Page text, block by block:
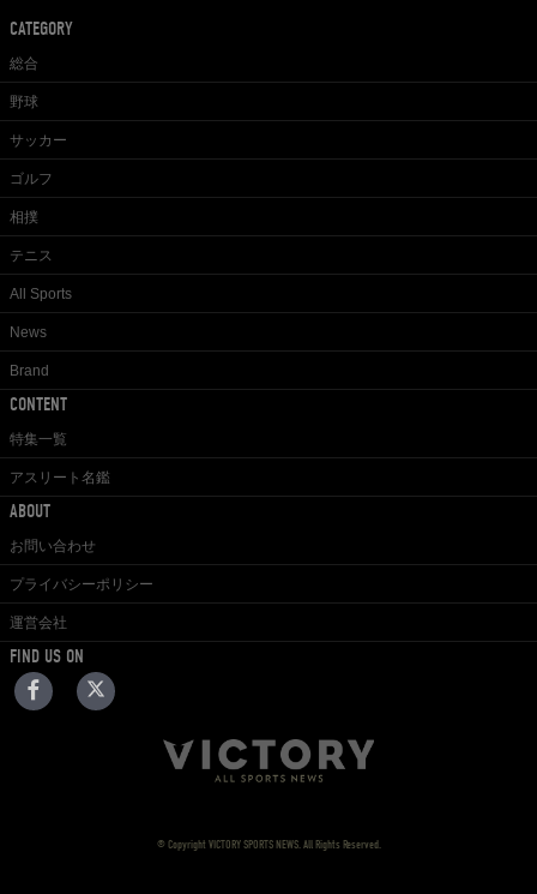
CATEGORY
総合
野球
サッカー
ゴルフ
相撲
テニス
All Sports
News
Brand
CONTENT
特集一覧
アスリート名鑑
ABOUT
お問い合わせ
プライバシーポリシー
運営会社
FIND US ON
© Copyright VICTORY SPORTS NEWS. All Rights Reserved.